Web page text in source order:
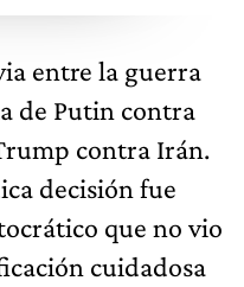
entre la guerra
de Putin contra
contra Irán.
decisión fue
que no vio
cuidadosa